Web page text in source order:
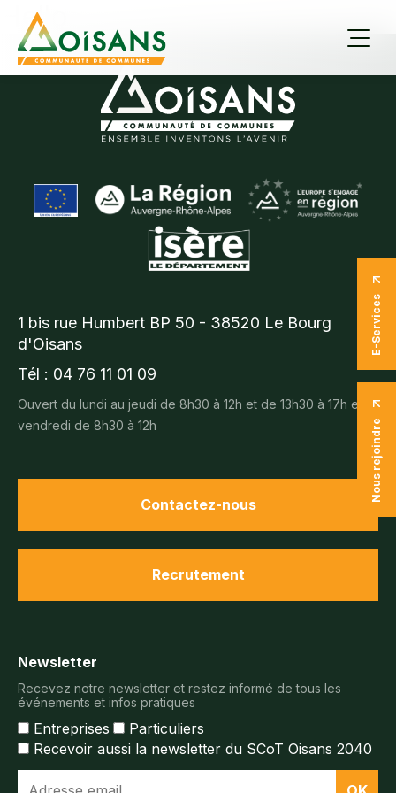
E-Services
Nous rejoindre
Hello
1 bis rue Humbert BP 50 - 38520 Le Bourg
d'Oisans
Tél : 04 76 11 01 09
Ouvert du lundi au jeudi de 8h30 à 12h et de 13h30 à 17h et le
vendredi de 8h30 à 12h
Contactez-nous
Recrutement
Newsletter
Recevez notre newsletter et restez informé de tous les
événements et infos pratiques
Entreprises
Particuliers
Recevoir aussi la newsletter du SCoT Oisans 2040